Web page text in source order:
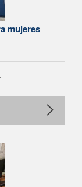
mujeres